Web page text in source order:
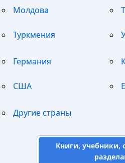
Молдова
Туркмения
Германия
США
Другие страны
Книги, учебники,